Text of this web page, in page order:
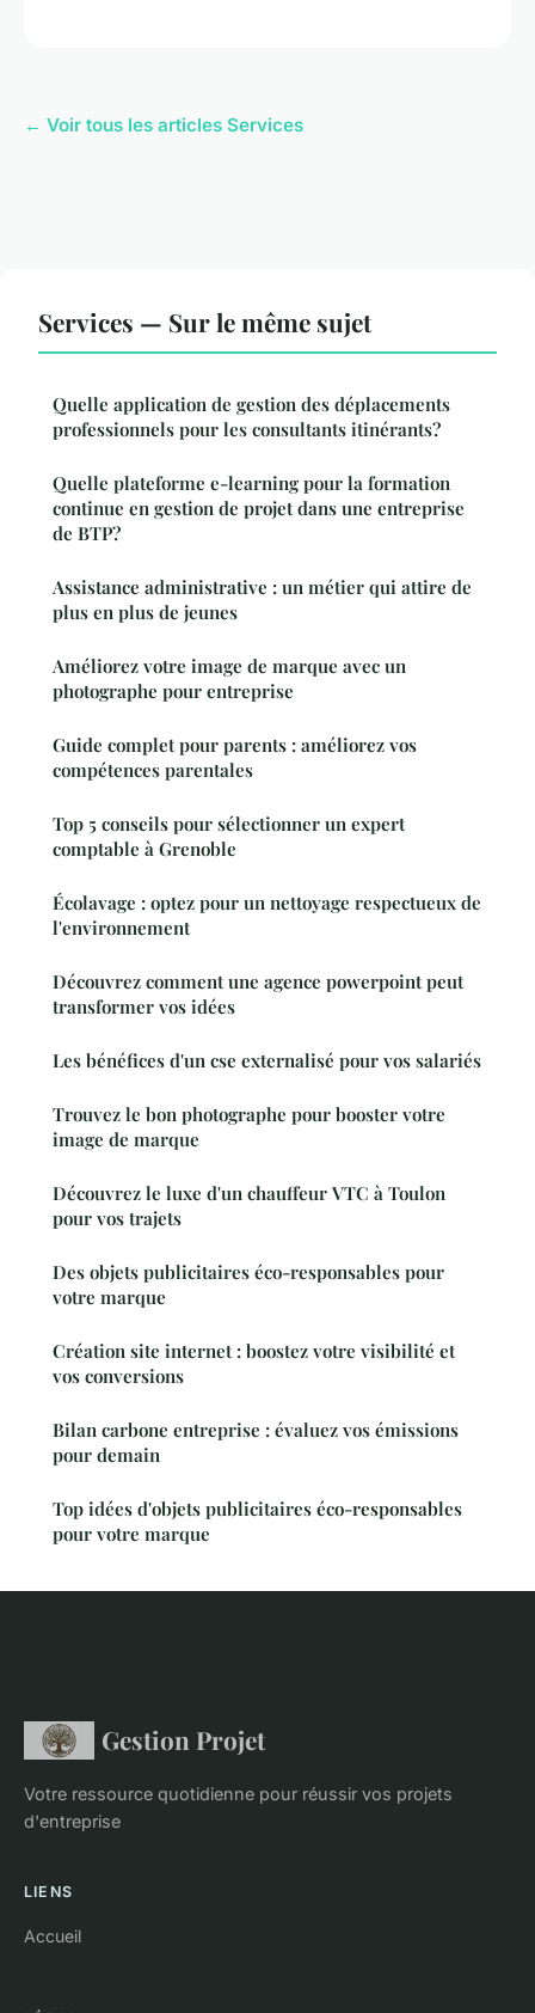
← Voir tous les articles Services
Services — Sur le même sujet
Quelle application de gestion des déplacements
professionnels pour les consultants itinérants?
Quelle plateforme e-learning pour la formation
continue en gestion de projet dans une entreprise
de BTP?
Assistance administrative : un métier qui attire de
plus en plus de jeunes
Améliorez votre image de marque avec un
photographe pour entreprise
Guide complet pour parents : améliorez vos
compétences parentales
Top 5 conseils pour sélectionner un expert
comptable à Grenoble
Écolavage : optez pour un nettoyage respectueux de
l'environnement
Découvrez comment une agence powerpoint peut
transformer vos idées
Les bénéfices d'un cse externalisé pour vos salariés
Trouvez le bon photographe pour booster votre
image de marque
Découvrez le luxe d'un chauffeur VTC à Toulon
pour vos trajets
Des objets publicitaires éco-responsables pour
votre marque
Création site internet : boostez votre visibilité et
vos conversions
Bilan carbone entreprise : évaluez vos émissions
pour demain
Top idées d'objets publicitaires éco-responsables
pour votre marque
Gestion Projet
Votre ressource quotidienne pour réussir vos projets
d'entreprise
LIENS
Accueil